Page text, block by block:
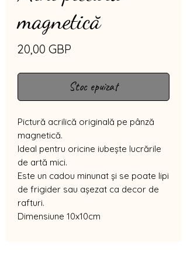
magnetică
20,00 GBP
Stoc epuizat
Pictură acrilică originală pe pânză
magnetică.
Ideal pentru oricine iubește lucrările
de artă mici.
Este un cadou minunat și se poate lipi
de frigider sau așezat ca decor de
rafturi.
Dimensiune 10x10cm